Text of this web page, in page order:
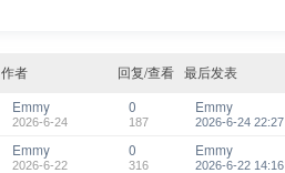
作者 回复/查看 最后发表
Emmy
2026-6-24
0
187
Emmy
2026-6-24 22:27
Emmy
2026-6-22
0
316
Emmy
2026-6-22 14:16